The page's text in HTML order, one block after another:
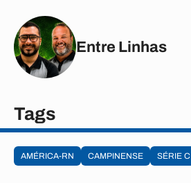
Entre Linhas
Tags
AMÉRICA-RN CAMPINENSE SÉRIE C